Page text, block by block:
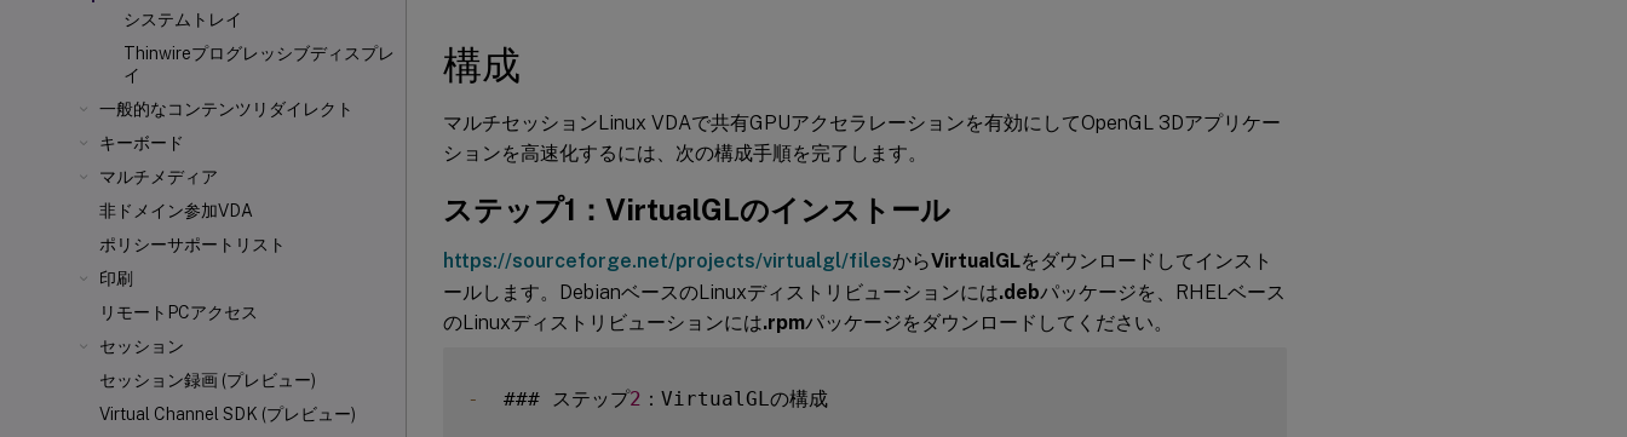
システムトレイ
Thinwireプログレッシブディスプレ
イ
一般的なコンテンツリダイレクト
キーボード
マルチメディア
非ドメイン参加VDA
ポリシーサポートリスト
印刷
リモートPCアクセス
セッション
セッション録画 (プレビュー)
Virtual Channel SDK (プレビュー)
構成
マルチセッションLinux VDAで共有GPUアクセラレーションを有効にしてOpenGL 3Dアプリケー
ションを高速化するには、次の構成手順を完了します。
ステップ1：VirtualGLのインストール
https://sourceforge.net/projects/virtualgl/filesからVirtualGLをダウンロードしてインスト
ールします。DebianベースのLinuxディストリビューションには.debパッケージを、RHELベース
のLinuxディストリビューションには.rpmパッケージをダウンロードしてください。
-
  ### ステップ
2 ：VirtualGLの構成